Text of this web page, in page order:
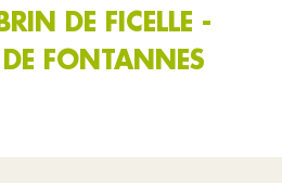
DE FICELLE -
FONTANNES